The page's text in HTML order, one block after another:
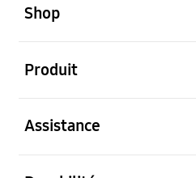
Shop
Produit
Assistance